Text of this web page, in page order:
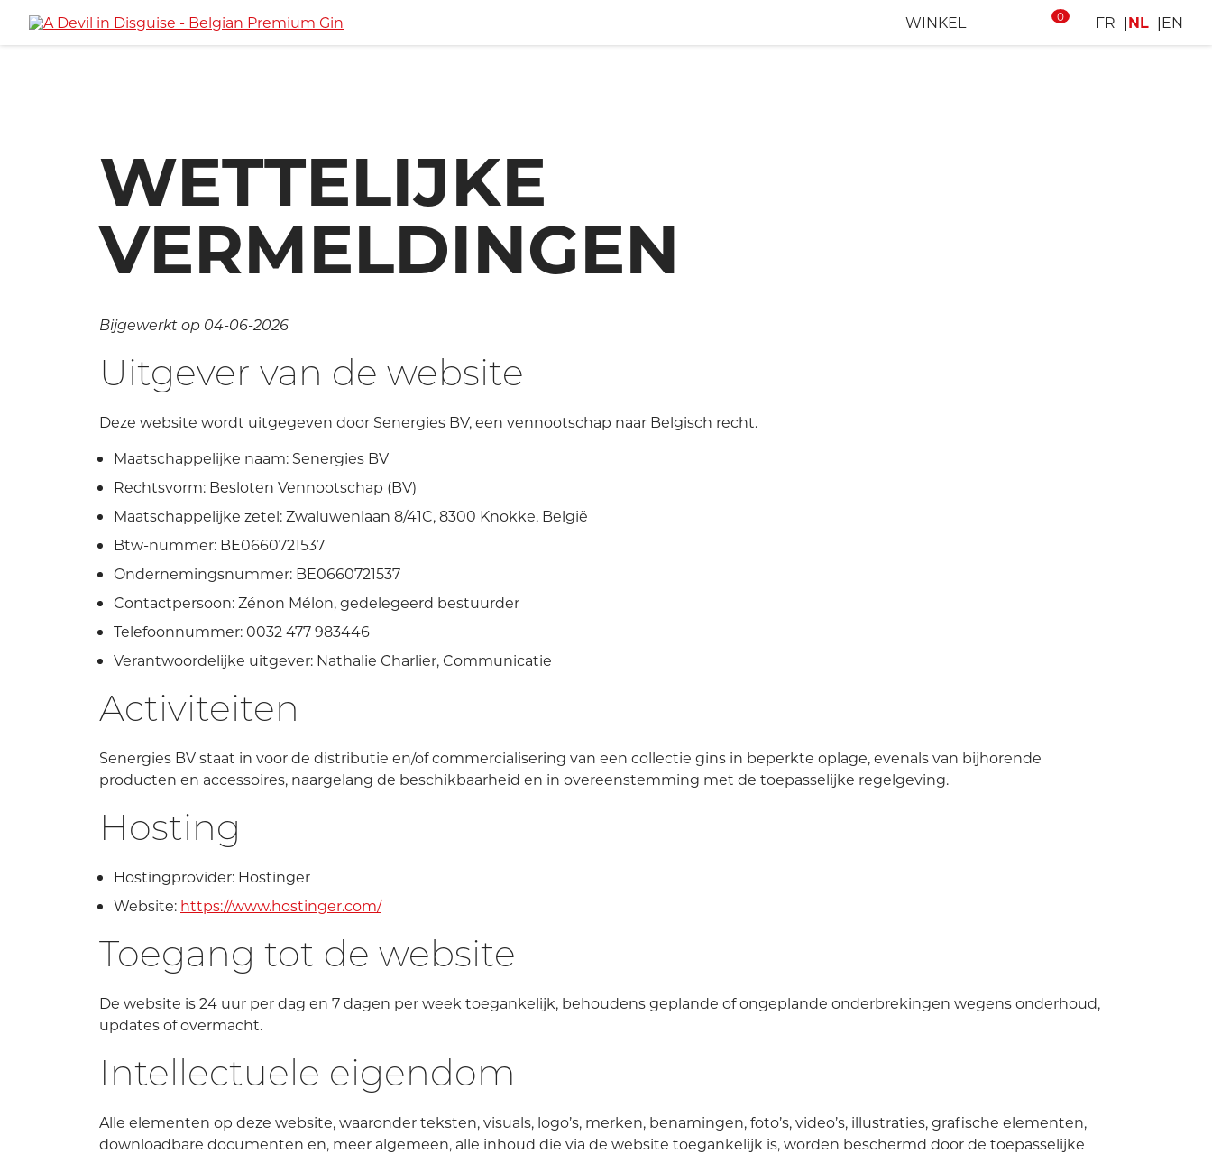
WINKEL 0 FR NL EN
WETTELIJKE
VERMELDINGEN
Bijgewerkt op 04-06-2026
Uitgever van de website
Deze website wordt uitgegeven door Senergies BV, een vennootschap naar Belgisch recht.
Maatschappelijke naam: Senergies BV
Rechtsvorm: Besloten Vennootschap (BV)
Maatschappelijke zetel: Zwaluwenlaan 8/41C, 8300 Knokke, België
Btw-nummer: BE0660721537
Ondernemingsnummer: BE0660721537
Contactpersoon: Zénon Mélon, gedelegeerd bestuurder
Telefoonnummer: 0032 477 983446
Verantwoordelijke uitgever: Nathalie Charlier, Communicatie
Activiteiten
Senergies BV staat in voor de distributie en/of commercialisering van een collectie gins in beperkte oplage, evenals van bijhorende
producten en accessoires, naargelang de beschikbaarheid en in overeenstemming met de toepasselijke regelgeving.
Hosting
Hostingprovider: Hostinger
Website: https://www.hostinger.com/
Toegang tot de website
De website is 24 uur per dag en 7 dagen per week toegankelijk, behoudens geplande of ongeplande onderbrekingen wegens onderhoud,
updates of overmacht.
Intellectuele eigendom
Alle elementen op deze website, waaronder teksten, visuals, logo’s, merken, benamingen, foto’s, video’s, illustraties, grafische elementen,
downloadbare documenten en, meer algemeen, alle inhoud die via de website toegankelijk is, worden beschermd door de toepasselijke